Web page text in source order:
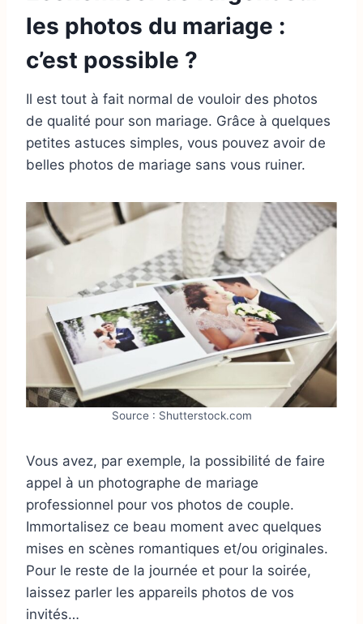
les photos du mariage :
c’est possible ?
Il est tout à fait normal de vouloir des photos
de qualité pour son mariage. Grâce à quelques
petites astuces simples, vous pouvez avoir de
belles photos de mariage sans vous ruiner.
Source : Shutterstock.com
Vous avez, par exemple, la possibilité de faire
appel à un photographe de mariage
professionnel pour vos photos de couple.
Immortalisez ce beau moment avec quelques
mises en scènes romantiques et/ou originales.
Pour le reste de la journée et pour la soirée,
laissez parler les appareils photos de vos
invités…